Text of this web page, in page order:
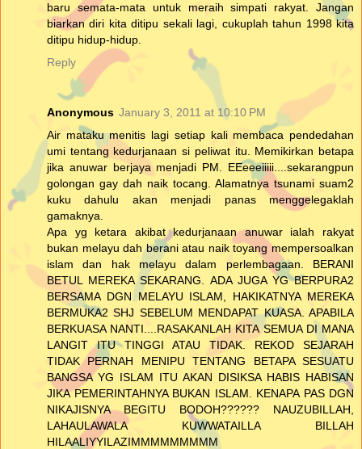
baru semata-mata untuk meraih simpati rakyat. Jangan
biarkan diri kita ditipu sekali lagi, cukuplah tahun 1998 kita
ditipu hidup-hidup.
Reply
Anonymous January 3, 2011 at 10:10 PM
Air mataku menitis lagi setiap kali membaca pendedahan
umi tentang kedurjanaan si peliwat itu. Memikirkan betapa
jika anuwar berjaya menjadi PM. EEeeeiiiii....sekarangpun
golongan gay dah naik tocang. Alamatnya tsunami suam2
kuku dahulu akan menjadi panas menggelegaklah
gamaknya.
Apa yg ketara akibat kedurjanaan anuwar ialah rakyat
bukan melayu dah berani atau naik toyang mempersoalkan
islam dan hak melayu dalam perlembagaan. BERANI
BETUL MEREKA SEKARANG. ADA JUGA YG BERPURA2
BERSAMA DGN MELAYU ISLAM, HAKIKATNYA MEREKA
BERMUKA2 SHJ SEBELUM MENDAPAT KUASA. APABILA
BERKUASA NANTI....RASAKANLAH KITA SEMUA DI MANA
LANGIT ITU TINGGI ATAU TIDAK. REKOD SEJARAH
TIDAK PERNAH MENIPU TENTANG BETAPA SESUATU
BANGSA YG ISLAM ITU AKAN DISIKSA HABIS HABISAN
JIKA PEMERINTAHNYA BUKAN ISLAM. KENAPA PAS DGN
NIKAJISNYA BEGITU BODOH?????? NAUZUBILLAH,
LAHAULAWALA KUWWATAILLA BILLAH
HILAALIYYILAZIMMMMMMMMM